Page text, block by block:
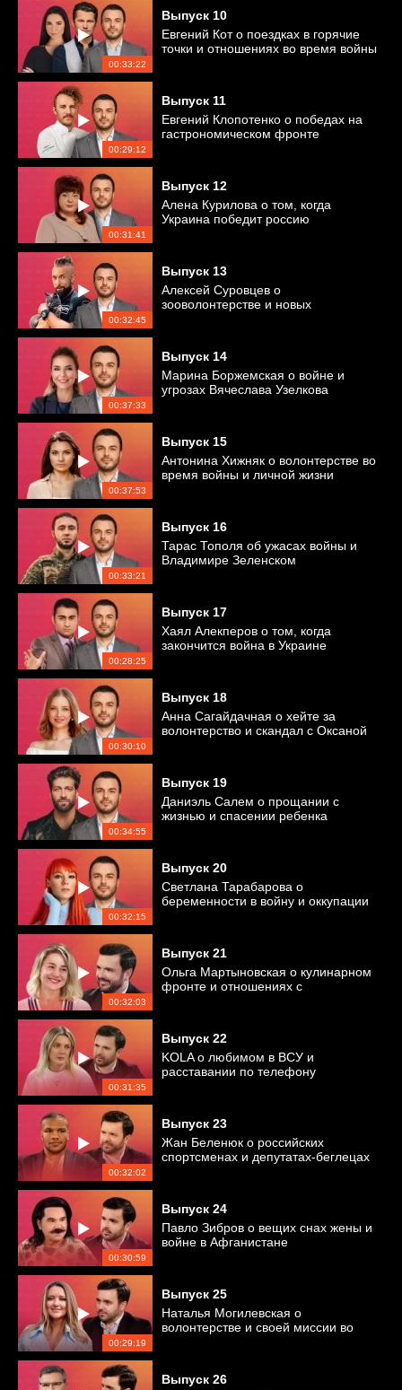
00:33:22
Выпуск 10
Евгений Кот о поездках в горячие
точки и отношениях во время войны
00:29:12
Выпуск 11
Евгений Клопотенко о победах на
гастрономическом фронте
00:31:41
Выпуск 12
Алена Курилова о том, когда
Украина победит россию
00:32:45
Выпуск 13
Алексей Суровцев о
зооволонтерстве и новых
00:37:33
Выпуск 14
Марина Боржемская о войне и
угрозах Вячеслава Узелкова
00:37:53
Выпуск 15
Антонина Хижняк о волонтерстве во
время войны и личной жизни
00:33:21
Выпуск 16
Тарас Тополя об ужасах войны и
Владимире Зеленском
00:28:25
Выпуск 17
Хаял Алекперов о том, когда
закончится война в Украине
00:30:10
Выпуск 18
Анна Сагайдачная о хейте за
волонтерство и скандал с Оксаной
00:34:55
Выпуск 19
Даниэль Салем о прощании с
жизнью и спасении ребенка
00:32:15
Выпуск 20
Светлана Тарабарова о
беременности в войну и оккупации
00:32:03
Выпуск 21
Ольга Мартыновская о кулинарном
фронте и отношениях с
00:31:35
Выпуск 22
KOLA о любимом в ВСУ и
расставании по телефону
00:32:02
Выпуск 23
Жан Беленюк о российских
спортсменах и депутатах-беглецах
00:30:59
Выпуск 24
Павло Зибров о вещих снах жены и
войне в Афганистане
00:29:19
Выпуск 25
Наталья Могилевская о
волонтерстве и своей миссии во
Выпуск 26